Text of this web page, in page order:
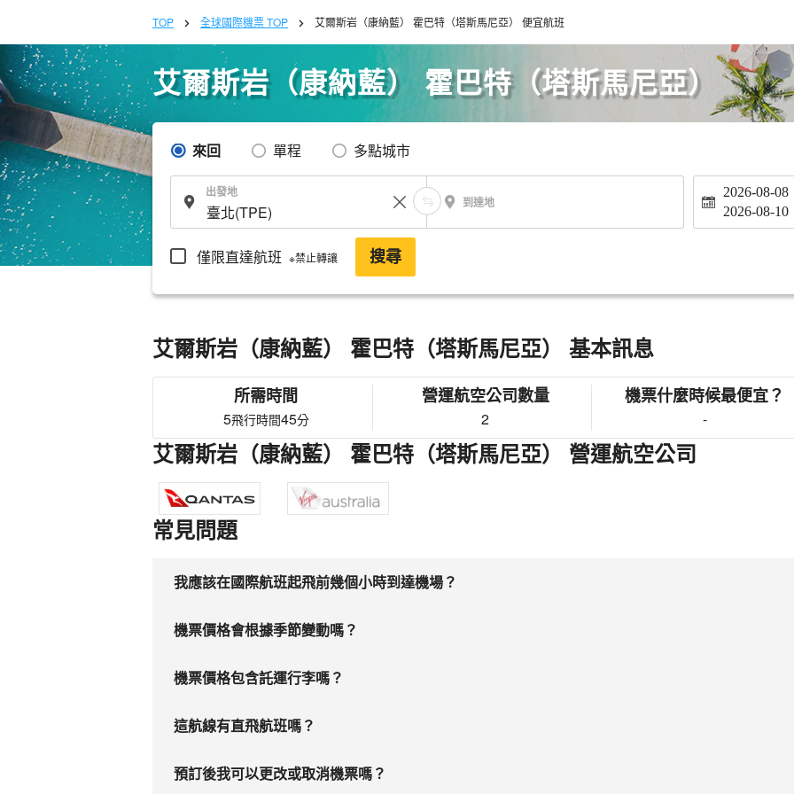
TOP 全球國際機票 TOP 艾爾斯岩（康納藍） 霍巴特（塔斯馬尼亞） 便宜航班
艾爾斯岩（康納藍） 霍巴特（塔斯馬尼亞）
來回 單程 多點城市
出發地
到達地
2026-08-08
2026-08-10
僅限直達航班 ※禁止轉讓 搜尋
艾爾斯岩（康納藍） 霍巴特（塔斯馬尼亞） 基本訊息
所需時間
5飛行時間45分
營運航空公司數量
2
機票什麼時候最便宜？
-
艾爾斯岩（康納藍） 霍巴特（塔斯馬尼亞） 營運航空公司
常見問題
我應該在國際航班起飛前幾個小時到達機場？
機票價格會根據季節變動嗎？
機票價格包含託運行李嗎？
這航線有直飛航班嗎？
預訂後我可以更改或取消機票嗎？